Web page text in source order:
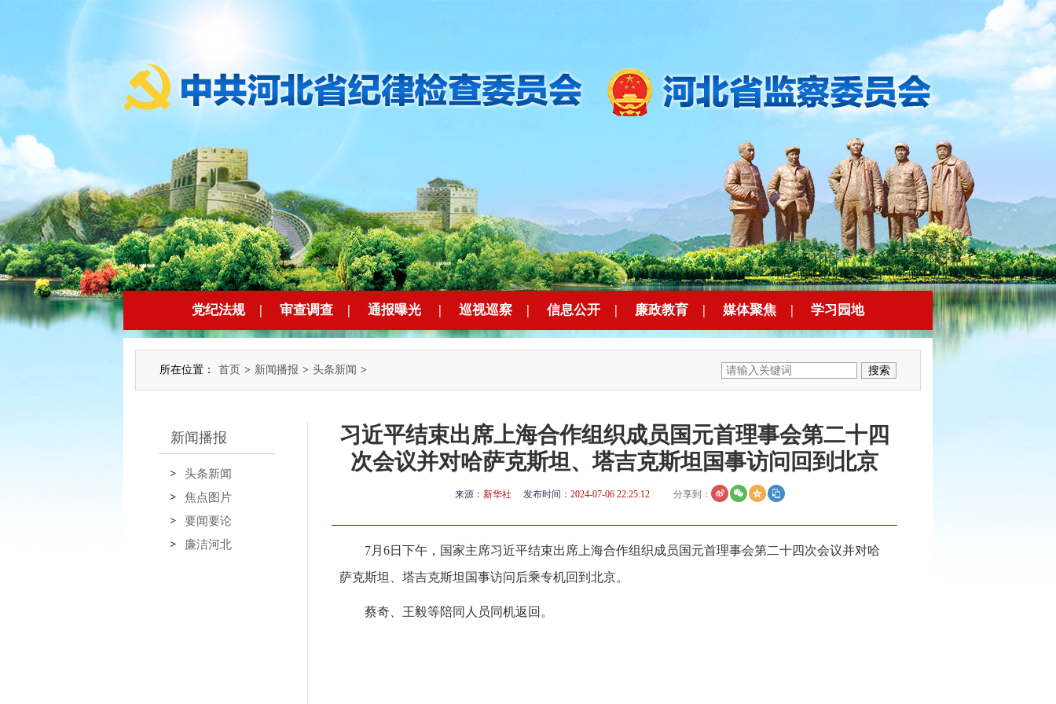
党纪法规 | 审查调查 | 通报曝光 | 巡视巡察 | 信息公开 | 廉政教育 | 媒体聚焦 | 学习园地
所在位置： 首页 > 新闻播报 > 头条新闻 >
新闻播报
头条新闻
焦点图片
要闻要论
廉洁河北
习近平结束出席上海合作组织成员国元首理事会第二十四
次会议并对哈萨克斯坦、塔吉克斯坦国事访问回到北京
来源： 新华社 发布时间： 2024-07-06 22:25:12 分享到：
7月6日下午，国家主席习近平结束出席上海合作组织成员国元首理事会第二十四次会议并对哈
萨克斯坦、塔吉克斯坦国事访问后乘专机回到北京。
蔡奇、王毅等陪同人员同机返回。